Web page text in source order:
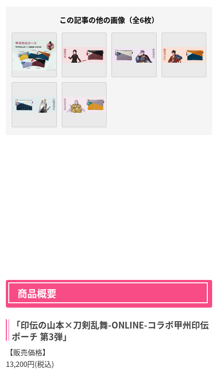
この記事の他の画像（全6枚）
商品概要
「印伝の山本×刀剣乱舞-ONLINE-コラボ甲州印伝
ポーチ 第3弾」
【販売価格】
13,200円(税込)